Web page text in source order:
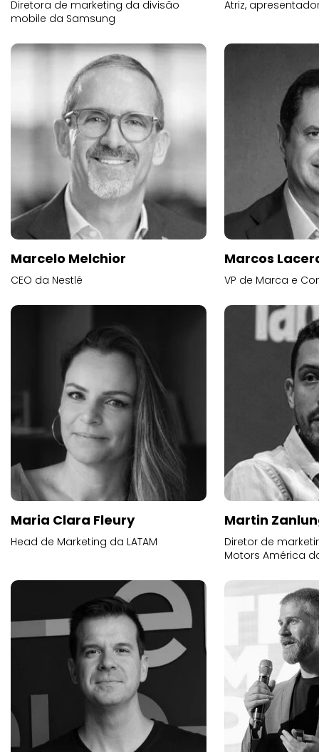
Diretora de marketing da divisão
mobile da Samsung
Atriz,
Marcelo Melchior
CEO da Nestlé
Marcos
VP de Marca e
Maria Clara Fleury
Head de Marketing da LATAM
Martin
Diretor de
Motors América